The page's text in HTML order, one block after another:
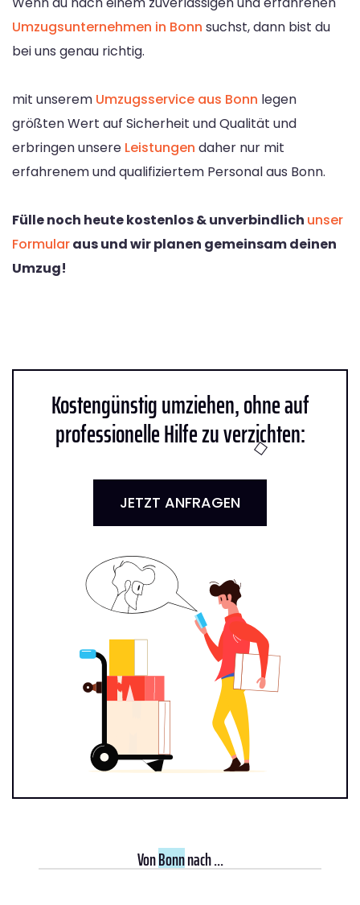
Umzugsunternehmen in Bonn suchst, dann bist du
bei uns genau richtig.
mit unserem Umzugsservice aus Bonn legen
größten Wert auf Sicherheit und Qualität und
erbringen unsere Leistungen daher nur mit
erfahrenem und qualifiziertem Personal aus Bonn.
Fülle noch heute kostenlos & unverbindlich unser
Formularaus und wir planen gemeinsam deinen
Umzug!
Kostengünstig umziehen, ohne auf
professionelle Hilfe zu verzichten:
JETZT ANFRAGEN
VonBonnnach ...